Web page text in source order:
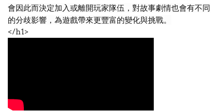
會因此而決定加入或離開玩家隊伍，對故事劇情也會有不同
的分歧影響，為遊戲帶來更豐富的變化與挑戰。
</h1>